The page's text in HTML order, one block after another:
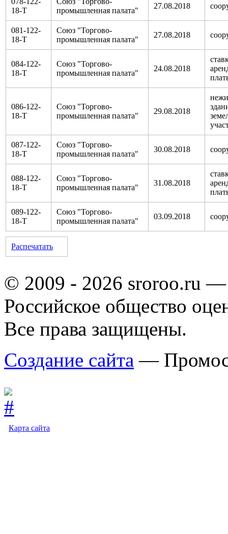
18-Т
промышленная палата"
27.08.2018
081-122-
18-Т
Союз "Торгово-
промышленная палата"
27.08.2018
084-122-
18-Т
Союз "Торгово-
промышленная палата"
24.08.2018
086-122-
18-Т
Союз "Торгово-
промышленная палата"
29.08.2018
087-122-
18-Т
Союз "Торгово-
промышленная палата"
30.08.2018
088-122-
18-Т
Союз "Торгово-
промышленная палата"
31.08.2018
089-122-
18-Т
Союз "Торгово-
промышленная палата"
03.09.2018
Распечатать
© 2009 - 2026 sroroo.ru —
Российское общество
Все права защищены.
Создание сайта —
Карта сайта